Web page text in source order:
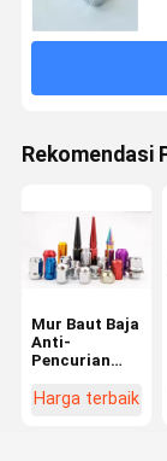
Rekomendasi
Mur Baut Baja
Anti-
Pencurian
Warna-warni
Harga terbaik